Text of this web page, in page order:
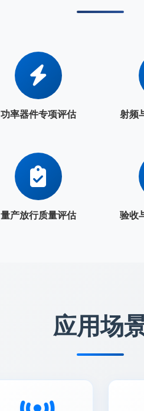
功率器件专项评估 射频
量产放行质量评估 验收
应用场